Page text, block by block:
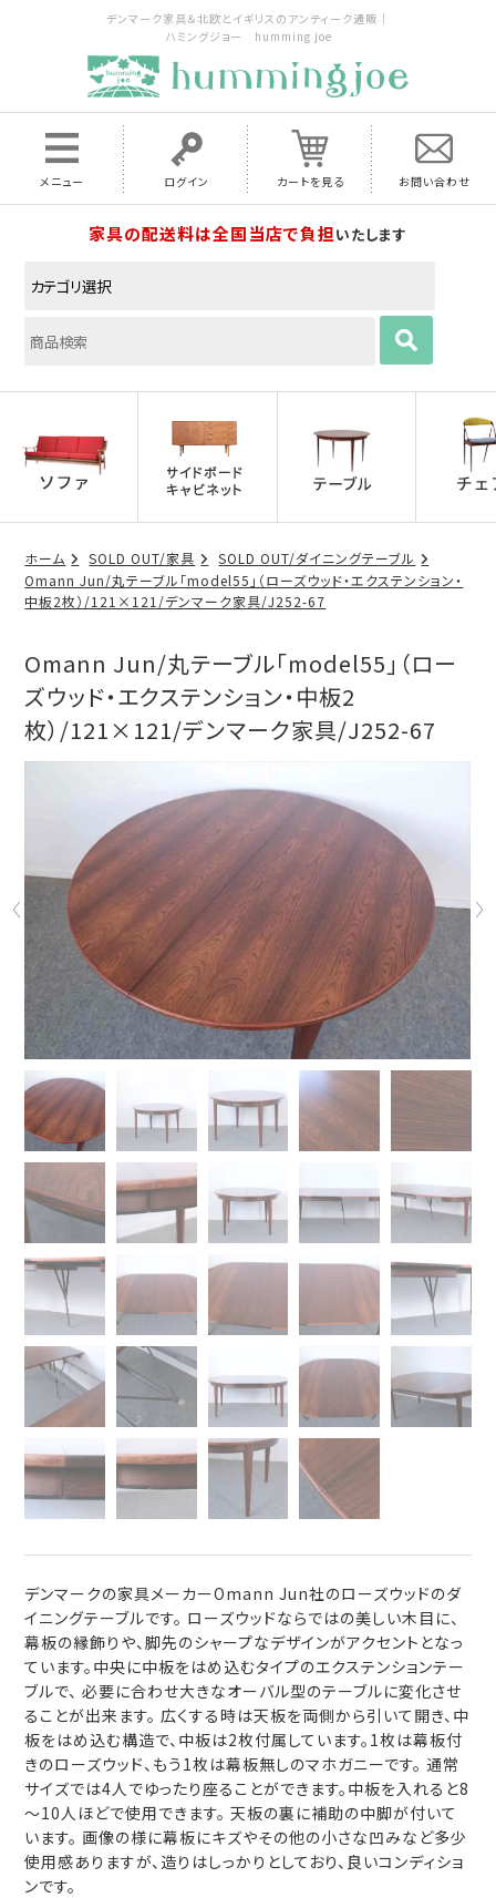
デンマーク家具＆北欧とイギリスのアンティーク通販｜
ハミングジョー humming joe
メニュー ログイン カートを見る お問い合わせ
家具の配送料は全国当店で負担いたします
ホーム SOLD OUT/家具
SOLD OUT/ダイニングテーブル
Omann Jun/丸テーブル「model55」（ローズウッド・エクステンション・
中板2枚）/121×121/デンマーク家具/J252-67
Omann Jun/丸テーブル「model55」（ロー
ズウッド・エクステンション・中板2
枚）/121×121/デンマーク家具/J252-67
デンマークの家具メーカーOmann Jun社のローズウッドのダ
イニングテーブルです。 ローズウッドならではの美しい木目に、
幕板の縁飾りや、脚先のシャープなデザインがアクセントとなっ
ています。中央に中板をはめ込むタイプのエクステンションテー
ブルで、 必要に合わせ大きなオーバル型のテーブルに変化させ
ることが出来ます。 広くする時は天板を両側から引いて開き、中
板をはめ込む構造で、中板は2枚付属しています。1枚は幕板付
きのローズウッド、もう1枚は幕板無しのマホガニーです。 通常
サイズでは4人でゆったり座ることができます。中板を入れると8
～10人ほどで使用できます。 天板の裏に補助の中脚が付いて
います。 画像の様に幕板にキズやその他の小さな凹みなど多少
使用感ありますが、造りはしっかりとしており、良いコンディショ
ンです。